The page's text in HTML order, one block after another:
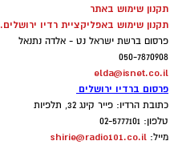
תקנון שימוש באתר
תקנון שימוש באפליקציית רדיו ירושלים.
פרסום ברשת ישראל נט - אלדה נתנאל
050-7870908
elda@isnet.co.il
פרסום ברדיו ירושלים
כתובת הרדיו: פייר קינג 32, תלפיות
טלפון: 02-5777101
מייל: shirie@radio101.co.il